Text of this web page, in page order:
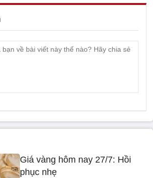
Giá vàng hôm nay 27/7: Hồi
phục nhẹ